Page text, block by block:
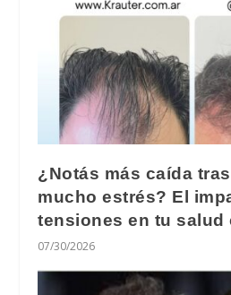
¿Notás más caída
mucho estrés? El
tensiones en tu salud
07/30/2026